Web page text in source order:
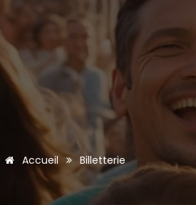
Accueil Billetterie